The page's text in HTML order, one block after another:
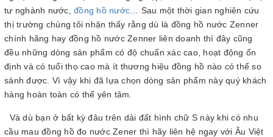
tư nghành nước, đồng hồ nước … Sau một thời gian nghiên cứu
thị trường chúng tôi nhận thấy rằng dù là đồng hồ nước Zenner
chính hãng hay đồng hồ nước Zenner liên doanh thì đây cũng
đều những dòng sản phẩm có độ chuẩn xác cao, hoạt động ổn
định và có tuổi thọ cao mà ít thương hiệu đồng hồ nào có thể so
sánh được. Vì vậy khi đã lựa chọn dòng sản phẩm này quý khách
hàng hoàn toàn có thể yên tâm.
Và dù bạn ở bất kỳ đâu trên dải đất hình chữ S này khi có nhu
cầu mau đồng hồ đo nước Zener thì hãy liên hệ ngay với Âu Việt